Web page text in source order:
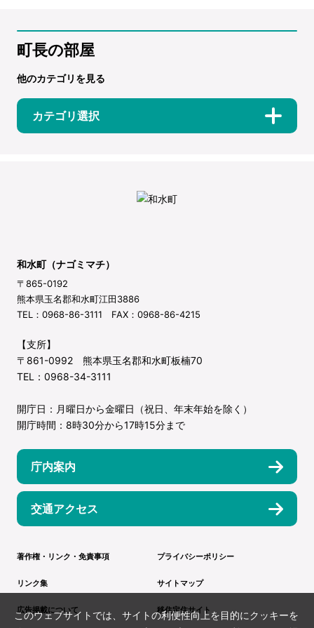
町長の部屋
他のカテゴリを見る
カテゴリ選択
和水町（ナゴミマチ）
〒865-0192
熊本県玉名郡和水町江田3886
TEL：0968-86-3111 FAX：0968-86-4215
【支所】
〒861-0992 熊本県玉名郡和水町板楠70
TEL：0968-34-3111
開庁日：月曜日から金曜日（祝日、年末年始を除く）
開庁時間：8時30分から17時15分まで
庁内案内
交通アクセス
著作権・リンク・免責事項 プライバシーポリシー
リンク集 サイトマップ
広告掲載について 移住定住サイト
このウェブサイトでは、サイトの利便性向上を目的にクッキーを